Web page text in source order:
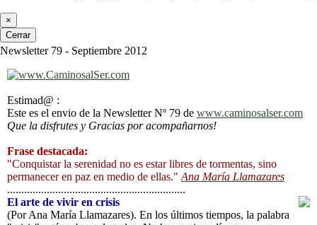
×
Cerrar
Newsletter 79 - Septiembre 2012
Estimad@ :
Este es el envio de la Newsletter Nº 79 de www.caminosalser.com
Que la disfrutes y Gracias por acompañarnos!
Frase destacada:
"Conquistar la serenidad no es estar libres de tormentas, sino
permanecer en paz en medio de ellas." Ana María Llamazares
...............................................................
El arte de vivir en crisis
(Por Ana María Llamazares). En los últimos tiempos, la palabra